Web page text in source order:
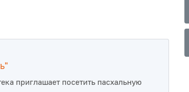
приглашает посетить пасхальную